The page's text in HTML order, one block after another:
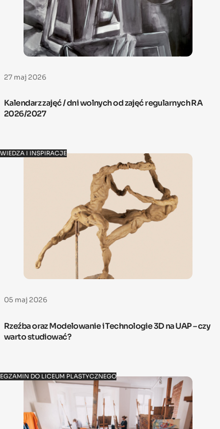
27 maj 2026
Kalendarz zajęć / dni wolnych od zajęć regularnych RA
2026/2027
WIEDZA I INSPIRACJE
05 maj 2026
Rzeźba oraz Modelowanie i Technologie 3D na UAP – czy
warto studiować?
EGZAMIN DO LICEUM PLASTYCZNEGO